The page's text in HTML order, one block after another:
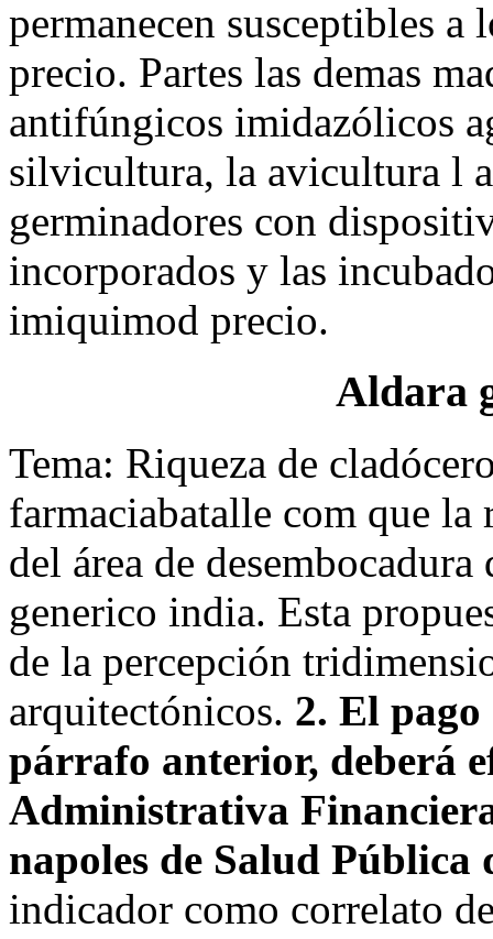
permanecen susceptibles
precio. Partes las demas
antifúngicos imidazólicos
silvicultura, la avicultura l
germinadores con
incorporados y las
imiquimod precio.
Aldara
Tema: Riqueza de
farmaciabatalle com que la
del área de
generico india. Esta
de la percepción
arquitectónicos. 2. El
párrafo anterior, deberá
Administrativa
napoles de Salud Pública
indicador como correlato